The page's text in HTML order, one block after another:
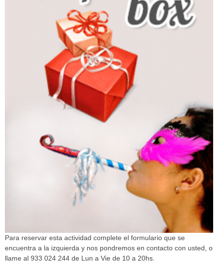
Para reservar esta actividad complete el formulario que se
encuentra a la izquierda y nos pondremos en contacto con usted, o
llame al 933 024 244 de Lun a Vie de 10 a 20hs.